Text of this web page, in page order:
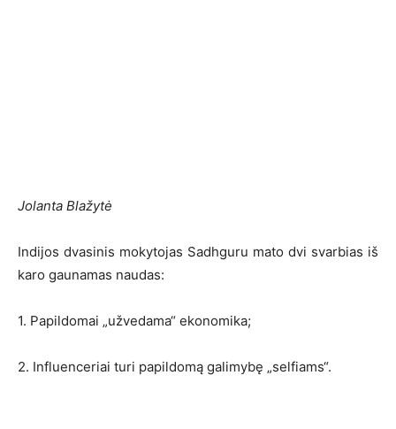
Jolanta Blažytė
Indijos dvasinis mokytojas Sadhguru mato dvi svarbias iš
karo gaunamas naudas:
1. Papildomai „užvedama“ ekonomika;
2. Influenceriai turi papildomą galimybę „selfiams“.